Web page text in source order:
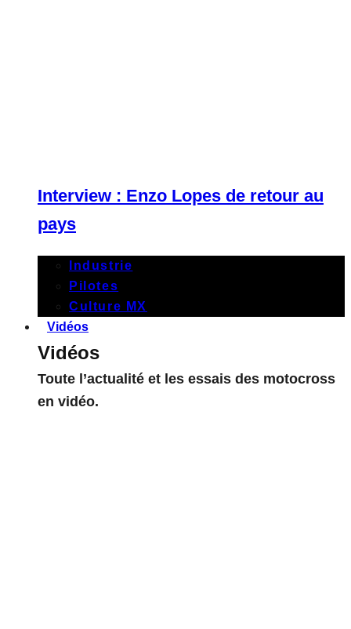
Interview : Enzo Lopes de retour au
pays
Industrie
Pilotes
Culture MX
Vidéos
Vidéos
Toute l’actualité et les essais des motocross
en vidéo.